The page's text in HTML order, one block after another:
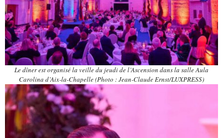
Le dîner est organisé la veille du jeudi de l’Ascension dans la salle Aula
Carolina d’Aix-la-Chapelle (Photo : Jean-Claude Ernst/LUXPRESS)